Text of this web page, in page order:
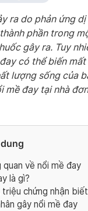
ra do phản ứng
phần trong
gây ra. Tuy
có thể biến
lượng sống của
mề đay tại nhà
về nổi mề đay
là gì?
triệu chứng nhận
gây nổi mề đay